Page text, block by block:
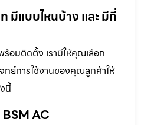
มีแบบไหนบ้าง และ มีกี่
ร้อมติดตั้ง เรามีให้คุณเลือก
ทย์การใช้งานของคุณลูกค้าให้
นี้
AC